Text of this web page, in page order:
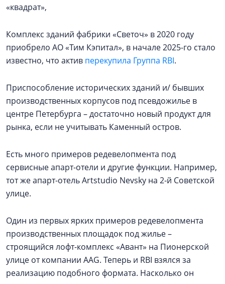
«квадрат»,
Комплекс зданий фабрики «Светоч» в 2020 году
приобрело АО «Тим Кэпитал», в начале 2025-го стало
известно, что актив перекупила Группа RBI.
Приспособление исторических зданий и/ бывших
производственных корпусов под псевдожилье в
центре Петербурга – достаточно новый продукт для
рынка, если не учитывать Каменный остров.
Есть много примеров редевелопмента под
сервисные апарт-отели и другие функции. Например,
тот же апарт-отель Artstudio Nevsky на 2-й Советской
улице.
Один из первых ярких примеров редевелопмента
производственных площадок под жилье –
строящийся лофт-комплекс «Авант» на Пионерской
улице от компании AAG. Теперь и RBI взялся за
реализацию подобного формата. Насколько он